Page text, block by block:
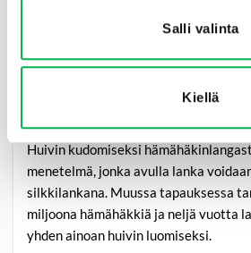
Salli valinta
Kiellä
ja lisäksi biologisesti hajoavia, tekee
lähitulevaisuudessa.
Huivin kudomiseksi
menetelmä, jonka avulla lanka
silkkilankana. Muussa tapauksessa
miljoona hämähäkkiä ja neljä vuotta
yhden ainoan huivin luomiseksi.